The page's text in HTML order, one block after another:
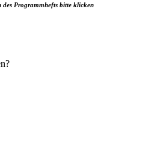
des Programmhefts bitte klicken